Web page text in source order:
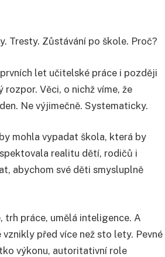
Tresty. Zůstávání po škole. Proč?
let učitelské práce i později
Věci, o nichž víme, že
Ne výjimečně. Systematicky.
mohla vypadat škola, která by
realitu dětí, rodičů i
abychom své děti smysluplně
trh práce, umělá inteligence. A
před více než sto lety. Pevné
výkonu, autoritativní role